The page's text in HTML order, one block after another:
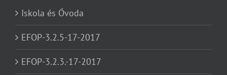
Iskola és Óvoda
EFOP-3.2.5-17-2017
EFOP-3.2.3.-17-2017